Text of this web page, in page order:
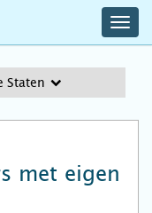
Staten
met eigen